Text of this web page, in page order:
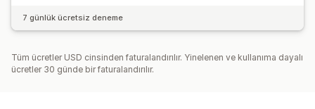
7 günlük ücretsiz deneme
Tüm ücretler USD cinsinden faturalandırılır. Yinelenen ve kullanıma dayalı
ücretler 30 günde bir faturalandırılır.